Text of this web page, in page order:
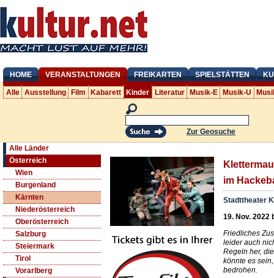
HOME VERANSTALTUNGEN FREIKARTEN SPIELSTÄTTEN
Alle Ausstellung Film Kabarett Kinder Literatur Musik-E Musik-U
Zur Geosuche
Alle Länder
Österreich
Wien
Burgenland
Kärnten
Niederösterreich
Oberösterreich
Salzburg
Steiermark
Tirol
Vorarlberg
im
Stadttheater
19. Nov. 2022
Friedliches
leider auch
Regeln her,
könnte es
bedrohen.